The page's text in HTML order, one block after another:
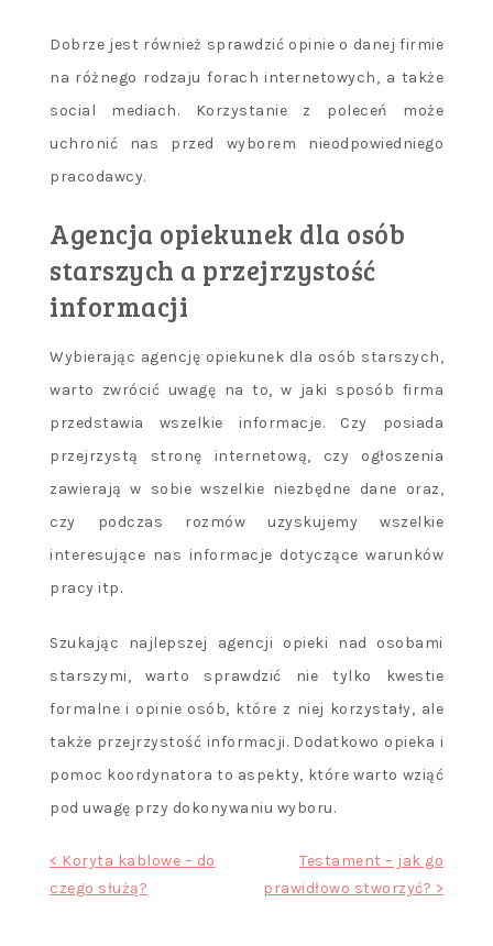
Dobrze jest również sprawdzić opinie o danej firmie
na różnego rodzaju forach internetowych, a także
social mediach. Korzystanie z poleceń może
uchronić nas przed wyborem nieodpowiedniego
pracodawcy.
Agencja opiekunek dla osób
starszych a przejrzystość
informacji
Wybierając agencję opiekunek dla osób starszych,
warto zwrócić uwagę na to, w jaki sposób firma
przedstawia wszelkie informacje. Czy posiada
przejrzystą stronę internetową, czy ogłoszenia
zawierają w sobie wszelkie niezbędne dane oraz,
czy podczas rozmów uzyskujemy wszelkie
interesujące nas informacje dotyczące warunków
pracy itp.
Szukając najlepszej agencji opieki nad osobami
starszymi, warto sprawdzić nie tylko kwestie
formalne i opinie osób, które z niej korzystały, ale
także przejrzystość informacji. Dodatkowo opieka i
pomoc koordynatora to aspekty, które warto wziąć
pod uwagę przy dokonywaniu wyboru.
Nawigacja
wpisu
< Koryta kablowe – do
czego służą?
Testament – jak go
prawidłowo stworzyć? >